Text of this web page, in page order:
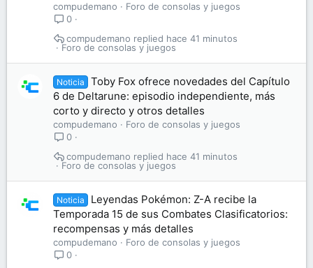
compudemano
Foro de consolas y juegos
0
Foro de consolas y juegos
hace 41 minutos
compudemano
Noticia
Toby Fox ofrece novedades del Capítulo
6 de Deltarune: episodio independiente, más
corto y directo y otros detalles
compudemano
Foro de consolas y juegos
0
Foro de consolas y juegos
hace 41 minutos
compudemano
Noticia
Leyendas Pokémon: Z-A recibe la
Temporada 15 de sus Combates Clasificatorios:
recompensas y más detalles
compudemano
Foro de consolas y juegos
0